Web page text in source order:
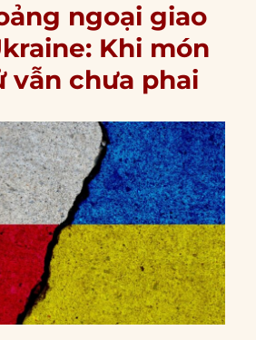
ngoại giao
Khi món
vẫn chưa phai